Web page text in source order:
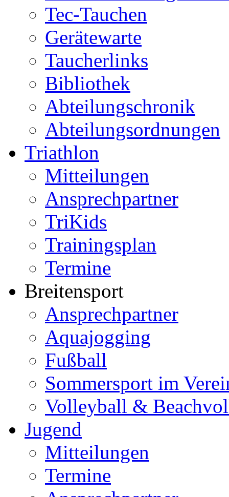
Tec-Tauchen
Gerätewarte
Taucherlinks
Bibliothek
Abteilungschronik
Abteilungsordnungen
Triathlon
Mitteilungen
Ansprechpartner
TriKids
Trainingsplan
Termine
Breitensport
Ansprechpartner
Aquajogging
Fußball
Sommersport im
Volleyball &
Jugend
Mitteilungen
Termine